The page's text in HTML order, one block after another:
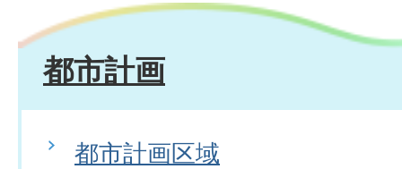
都市計画
都市計画区域